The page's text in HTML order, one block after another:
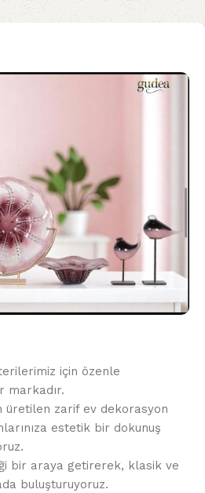
için özenle
markadır.
üretilen zarif ev dekorasyon
estetik bir dokunuş
bir araya getirerek, klasik ve
buluşturuyoruz.